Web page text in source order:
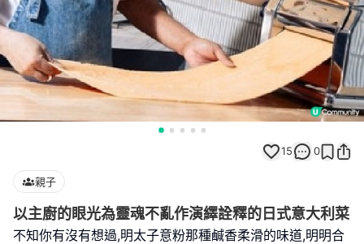
15 0
親子
以主廚的眼光為靈魂不亂作演繹詮釋的日式意大利菜
不知你有沒有想過,明太子意粉那種鹹香柔滑的味道,明明合